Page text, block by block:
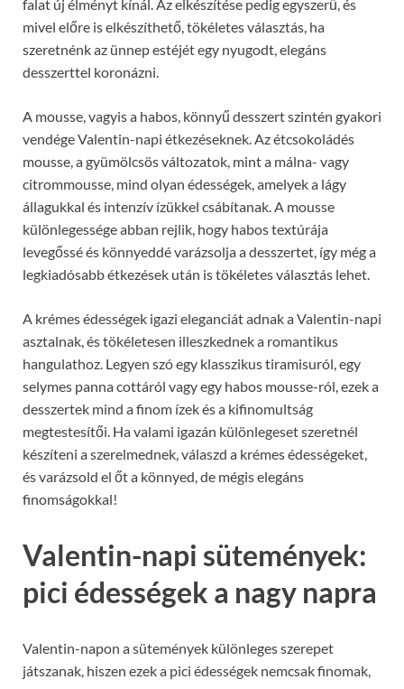
falat új élményt kínál. Az elkészítése pedig egyszerű, és
mivel előre is elkészíthető, tökéletes választás, ha
szeretnénk az ünnep estéjét egy nyugodt, elegáns
desszerttel koronázni.
A mousse, vagyis a habos, könnyű desszert szintén gyakori
vendége Valentin-napi étkezéseknek. Az étcsokoládés
mousse, a gyümölcsös változatok, mint a málna- vagy
citrommousse, mind olyan édességek, amelyek a lágy
állagukkal és intenzív ízükkel csábítanak. A mousse
különlegessége abban rejlik, hogy habos textúrája
levegőssé és könnyeddé varázsolja a desszertet, így még a
legkiadósabb étkezések után is tökéletes választás lehet.
A krémes édességek igazi eleganciát adnak a Valentin-napi
asztalnak, és tökéletesen illeszkednek a romantikus
hangulathoz. Legyen szó egy klasszikus tiramisuról, egy
selymes panna cottáról vagy egy habos mousse-ról, ezek a
desszertek mind a finom ízek és a kifinomultság
megtestesítői. Ha valami igazán különlegeset szeretnél
készíteni a szerelmednek, válaszd a krémes édességeket,
és varázsold el őt a könnyed, de mégis elegáns
finomságokkal!
Valentin-napi sütemények:
pici édességek a nagy napra
Valentin-napon a sütemények különleges szerepet
játszanak, hiszen ezek a pici édességek nemcsak finomak,